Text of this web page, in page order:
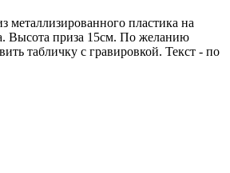
металлизированного пластика на
Высота приза 15см. По желанию
табличку с гравировкой. Текст - по